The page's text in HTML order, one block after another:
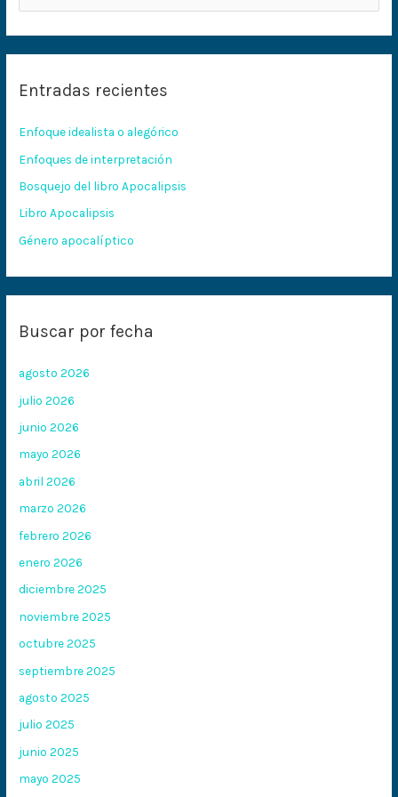
a
p
o
r
:
Entradas recientes
Enfoque idealista o alegórico
Enfoques de interpretación
Bosquejo del libro Apocalipsis
Libro Apocalipsis
Género apocalíptico
Buscar por fecha
agosto 2026
julio 2026
junio 2026
mayo 2026
abril 2026
marzo 2026
febrero 2026
enero 2026
diciembre 2025
noviembre 2025
octubre 2025
septiembre 2025
agosto 2025
julio 2025
junio 2025
mayo 2025